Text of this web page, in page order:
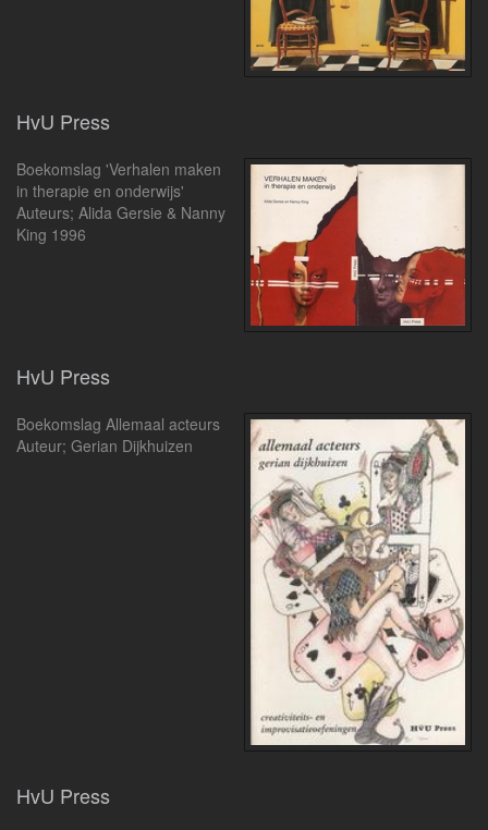
HvU Press
Boekomslag 'Verhalen maken
in therapie en onderwijs'
Auteurs; Alida Gersie & Nanny
King 1996
HvU Press
Boekomslag Allemaal acteurs
Auteur; Gerian Dijkhuizen
HvU Press